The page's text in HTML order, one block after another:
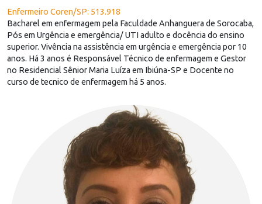
Enfermeiro Coren/SP: 513.918
Bacharel em enfermagem pela Faculdade Anhanguera de Sorocaba,
Pós em Urgência e emergência/ UTI adulto e docência do ensino
superior. Vivência na assistência em urgência e emergência por 10
anos. Há 3 anos é Responsável Técnico de enfermagem e Gestor
no Residencial Sênior Maria Luíza em Ibiúna-SP e Docente no
curso de tecnico de enfermagem há 5 anos.